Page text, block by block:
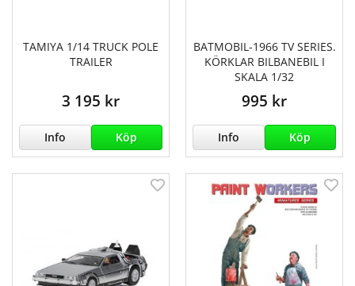
TAMIYA 1/14 TRUCK POLE
TRAILER
3 195 kr
Info Köp
BATMOBIL-1966 TV SERIES.
KÖRKLAR BILBANEBIL I
SKALA 1/32
995 kr
Info Köp